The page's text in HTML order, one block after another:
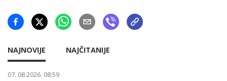
NAJNOVIJE NAJČITANIJE
07. 08 2026. 08:59